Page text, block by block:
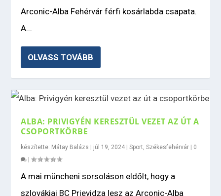
Arconic-Alba Fehérvár férfi kosárlabda csapata.
A...
OLVASS TOVÁBB
ALBA: PRIVIGYÉN KERESZTÜL VEZET AZ ÚT A
CSOPORTKÖRBE
készítette: Mátay Balázs júl 19, 2024 |Sport,Székesfehérvár
0
|
A mai müncheni sorsoláson eldőlt, hogy a
szlovákiai BC Prievidza lesz az Arconic-Alba